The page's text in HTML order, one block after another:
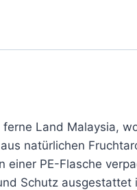
Land Malaysia,
natürlichen
PE-Flasche
Schutz